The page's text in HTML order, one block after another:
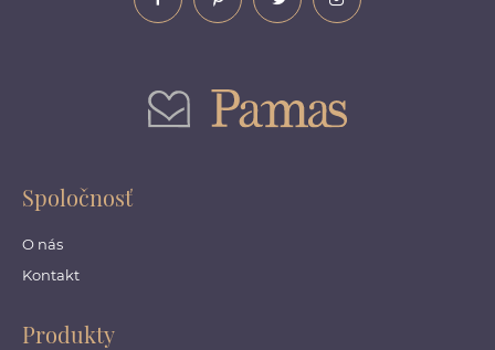
Spoločnosť
O nás
Kontakt
Produkty